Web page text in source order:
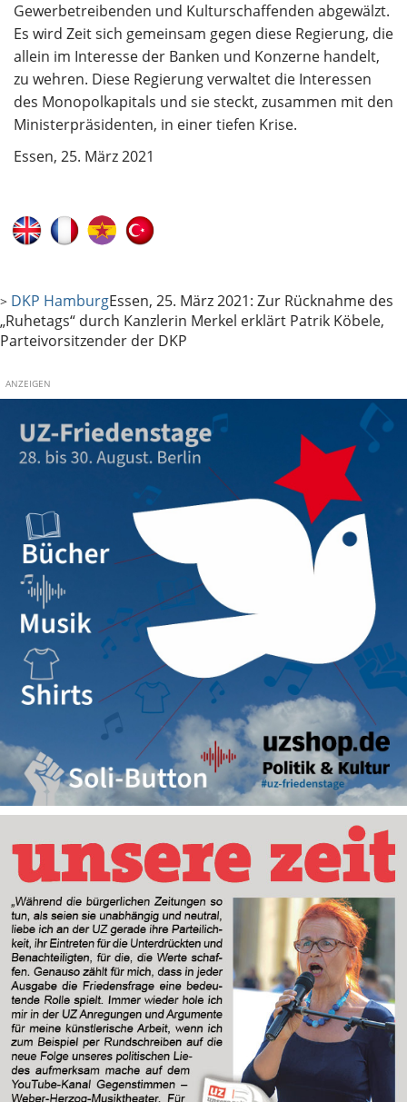
Gewerbetreibenden und Kulturschaffenden abgewälzt.
Es wird Zeit sich gemeinsam gegen diese Regierung, die
allein im Interesse der Banken und Konzerne handelt,
zu wehren. Diese Regierung verwaltet die Interessen
des Monopolkapitals und sie steckt, zusammen mit den
Ministerpräsidenten, in einer tiefen Krise.
Essen, 25. März 2021
> DKP HamburgEssen, 25. März 2021: Zur Rücknahme des
„Ruhetags“ durch Kanzlerin Merkel erklärt Patrik Köbele,
Parteivorsitzender der DKP
ANZEIGEN